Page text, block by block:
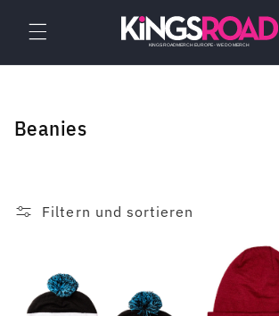
zum
Inhalt
K
e
Beanies
Filtern und sortieren